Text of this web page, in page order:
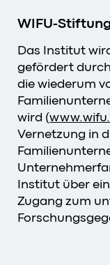
WIFU-
Das Institut
gefördert
die wiederum
wird (
Vernetzung in
Institut über
Zugang zum